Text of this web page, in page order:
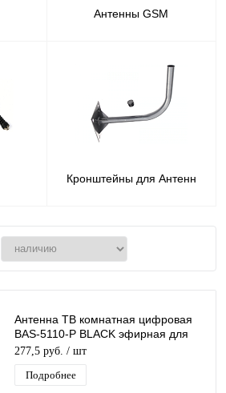
Антенны GSM
Кронштейны для Антенн
Антенна ТВ комнатная цифровая
BAS-5110-P BLACK эфирная для
DVB-T2 телевидения (в пакете)
Рэмо
277,5 руб. / шт
Подробнее